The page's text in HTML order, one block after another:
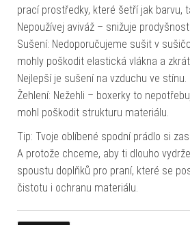
prací prostředky, které šetří jak barvu,
Nepoužívej aviváž – snižuje
Sušení: Nedoporučujeme sušit v
mohly poškodit elastická vlákna a
Nejlepší je sušení na vzduchu ve stínu.
Žehlení: Nežehli – boxerky to
mohl poškodit strukturu materiálu.
Tip: Tvoje oblíbené spodní prádlo si
A protože chceme, aby ti dlouho
spoustu doplňků pro praní, které se
čistotu i ochranu materiálu.